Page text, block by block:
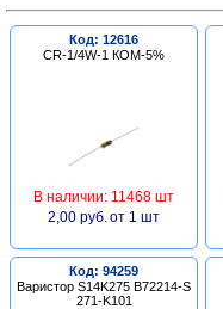
Код: 12616
CR-1/4W-1 КОМ-5%
В наличии: 11468 шт
2,00 руб. от 1 шт
Код: 94259
Варистор S14K275 B72214-S
271-K101